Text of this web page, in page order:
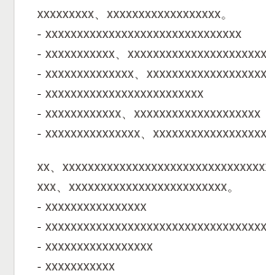
xxxxxxxxx、xxxxxxxxxxxxxxxxxx。
- xxxxxxxxxxxxxxxxxxxxxxxxxxxxxxx
- xxxxxxxxxxx、
- xxxxxxxxxxxxxx、
- xxxxxxxxxxxxxxxxxxxxxxxxx
- xxxxxxxxxxxx、xxxxxxxxxxxxxxxxxxxx
- xxxxxxxxxxxxxxx、
xx、
xxx、xxxxxxxxxxxxxxxxxxxxxxxxx。
- xxxxxxxxxxxxxxxx
- xxxxxxxxxxxxxxxxxxxxxxxxxxxxxxxxxxx
- xxxxxxxxxxxxxxxxx
- xxxxxxxxxxx